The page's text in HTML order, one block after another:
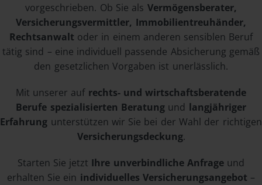
vorgeschrieben. Ob Sie als Vermögensberater,
Versicherungsvermittler, Immobilientreuhänder,
Rechtsanwalt oder in einem anderen sensiblen Beruf
tätig sind – eine individuell passende Absicherung gemäß
den gesetzlichen Vorgaben ist unerlässlich.
Mit unserer auf rechts- und wirtschaftsberatende
Berufe spezialisierten Beratung und langjähriger
Erfahrung unterstützen wir Sie bei der Wahl der richtigen
Versicherungsdeckung.
Starten Sie jetzt Ihre unverbindliche Anfrage und
erhalten Sie ein individuelles Versicherungsangebot –